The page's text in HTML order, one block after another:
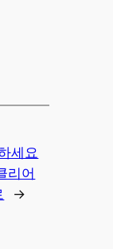
세요
리어
→